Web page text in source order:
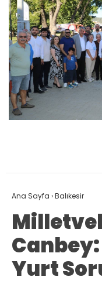
Ana Sayfa ›Balıkesir
Yurt